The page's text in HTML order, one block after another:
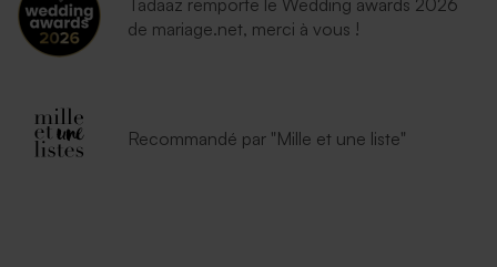
Jolie enveloppe noire Petite enveloppe bleue
de mariage.net, merci à vous !
Recommandé par "Mille et une liste"